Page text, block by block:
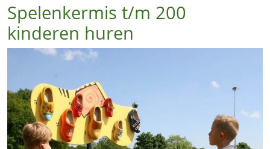
Spelenkermis t/m 200
kinderen huren